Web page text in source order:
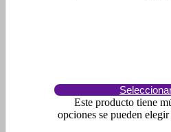
Este producto tiene
opciones se pueden